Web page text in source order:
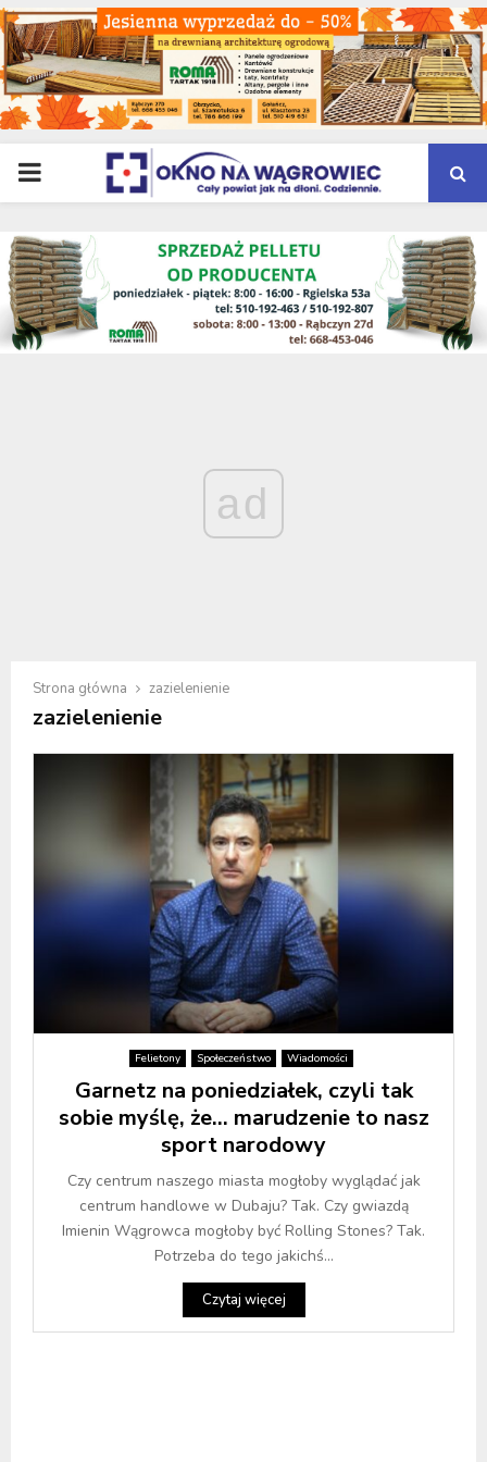
PRIMARY
MENU
ad
Strona główna zazielenienie
zazielenienie
Felietony Społeczeństwo Wiadomości
Garnetz na poniedziałek, czyli tak
sobie myślę, że… marudzenie to nasz
sport narodowy
Czy centrum naszego miasta mogłoby wyglądać jak
centrum handlowe w Dubaju? Tak. Czy gwiazdą
Imienin Wągrowca mogłoby być Rolling Stones? Tak.
Potrzeba do tego jakichś...
Czytaj więcej